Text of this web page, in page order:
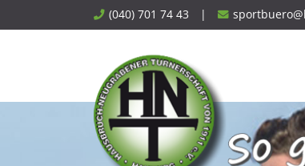
to
(040) 701 74 43 |